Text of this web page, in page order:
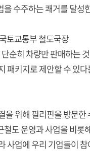
을 수주하는 쾌거를 달성
토교통부 철도국장
순히 차량만 판매하는
패키지로 제안할 수 있
을 위해 필리핀을 방문한
철도 운영과 사업을 비롯
사업에 우리 기업들이